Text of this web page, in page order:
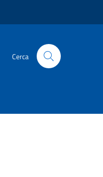
Cerca